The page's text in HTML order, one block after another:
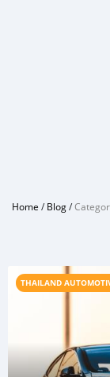
Home /Blog/
THAILAND